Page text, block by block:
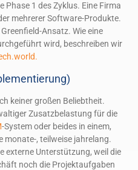
Phase 1 des Zyklus. Eine Firma
mehrerer Software-Produkte.
Ansatz. Wie eine
wird, beschreiben wir
keiner großen Beliebtheit.
Zusatzbelastung für die
-System oder beides in einem,
monate-, teilweise jahrelang.
externe Unterstützung, weil die
noch die Projektaufgaben